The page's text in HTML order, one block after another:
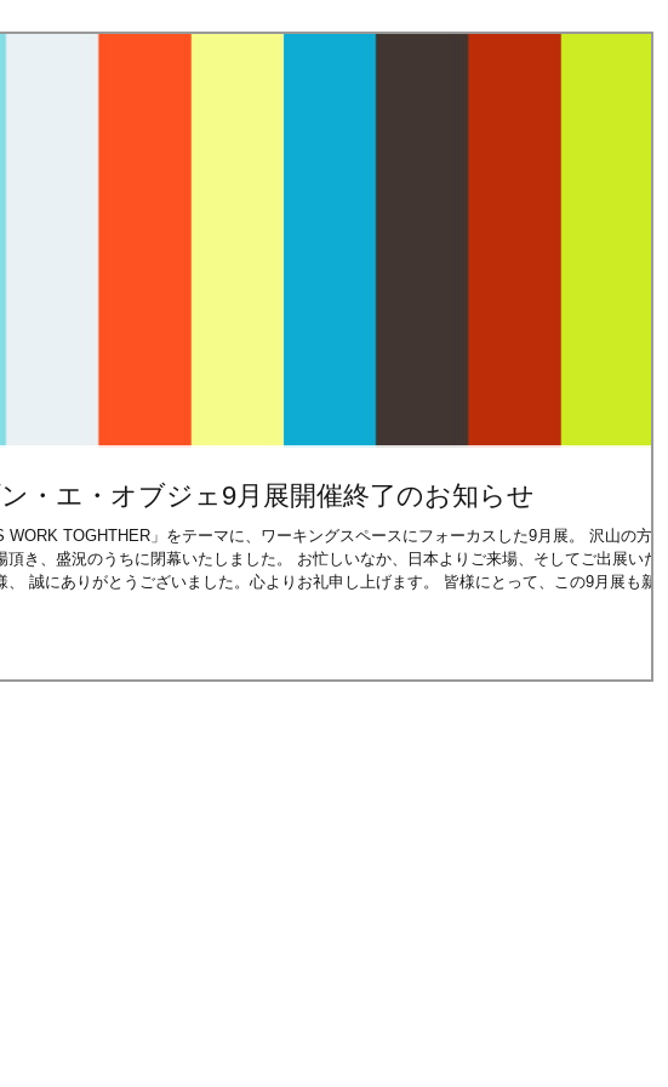
・エ・オブジェ9月展開催終了のお知らせ
WORK TOGHTHER」をテーマに、ワーキングスペースにフォーカスした9月展。 沢山の方々
頂き、盛況のうちに閉幕いたしました。 お忙しいなか、日本よりご来場、そしてご出展いただ
、 誠にありがとうございました。心よりお礼申し上げます。 皆様にとって、この9月展も新た